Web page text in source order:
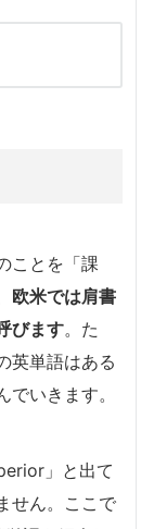
ことを「課
欧米では肩書
びます。た
英単語はある
いきます。
」と出て
せん。ここで